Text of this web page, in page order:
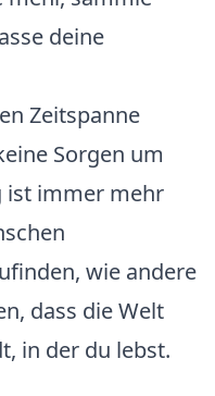
deine
Zeitspanne
Sorgen um
ist immer mehr
wie andere
dass die Welt
in der du lebst.